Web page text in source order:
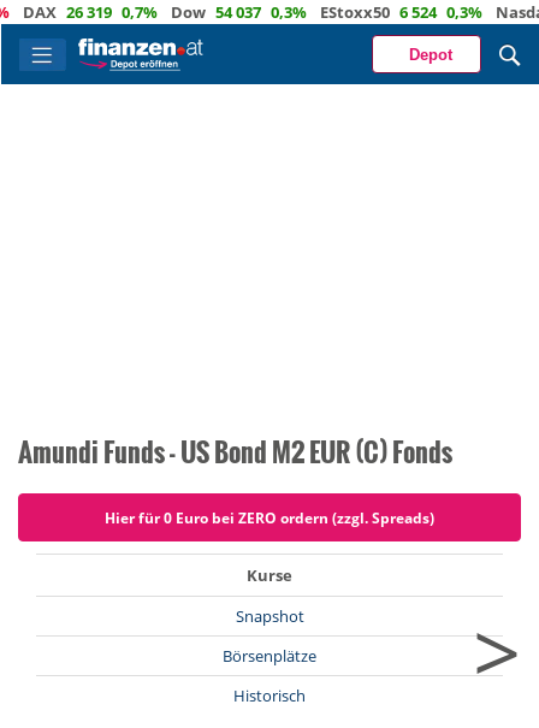
26 319 0,7% Dow 54 037 0,3% EStoxx50 6 524 0,3% Nasdaq
Depot
Amundi Funds - US Bond M2 EUR (C) Fonds
Hier für 0 Euro bei ZERO ordern (zzgl. Spreads)
Kurse
Snapshot
Börsenplätze
Historisch
>